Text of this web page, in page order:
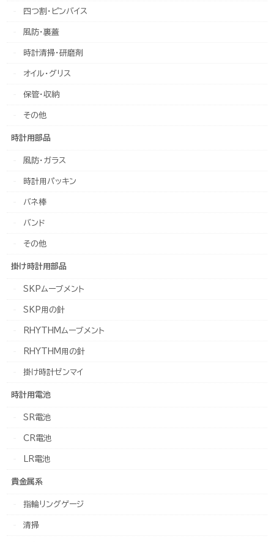
四つ割・ピンバイス
風防・裏蓋
時計清掃・研磨剤
オイル・グリス
保管・収納
その他
時計用部品
風防・ガラス
時計用パッキン
バネ棒
バンド
その他
掛け時計用部品
SKPムーブメント
SKP用の針
RHYTHMムーブメント
RHYTHM用の針
掛け時計ゼンマイ
時計用電池
SR電池
CR電池
LR電池
貴金属系
指輪リングゲージ
清掃